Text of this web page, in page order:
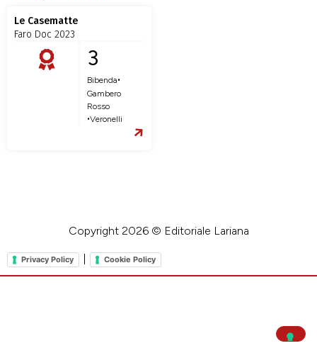
Le Casematte
Faro Doc 2023
3
Bibenda•
Gambero
Rosso
•Veronelli
Copyright 2026 © Editoriale Lariana
Privacy Policy Cookie Policy